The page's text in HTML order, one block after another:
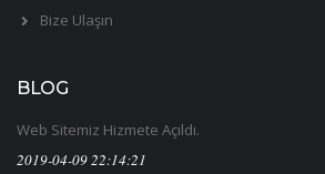
Bize Ulaşın
BLOG
Web Sitemiz Hizmete Açıldı.
2019-04-09 22:14:21